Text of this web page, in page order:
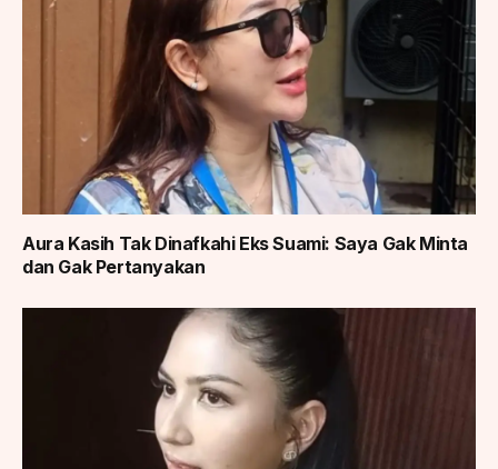
Aura Kasih Tak Dinafkahi Eks Suami: Saya Gak Minta
dan Gak Pertanyakan